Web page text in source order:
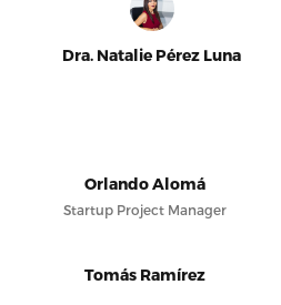
Dra. Natalie Pérez Luna
Orlando Alomá
Startup Project Manager
Tomás Ramírez